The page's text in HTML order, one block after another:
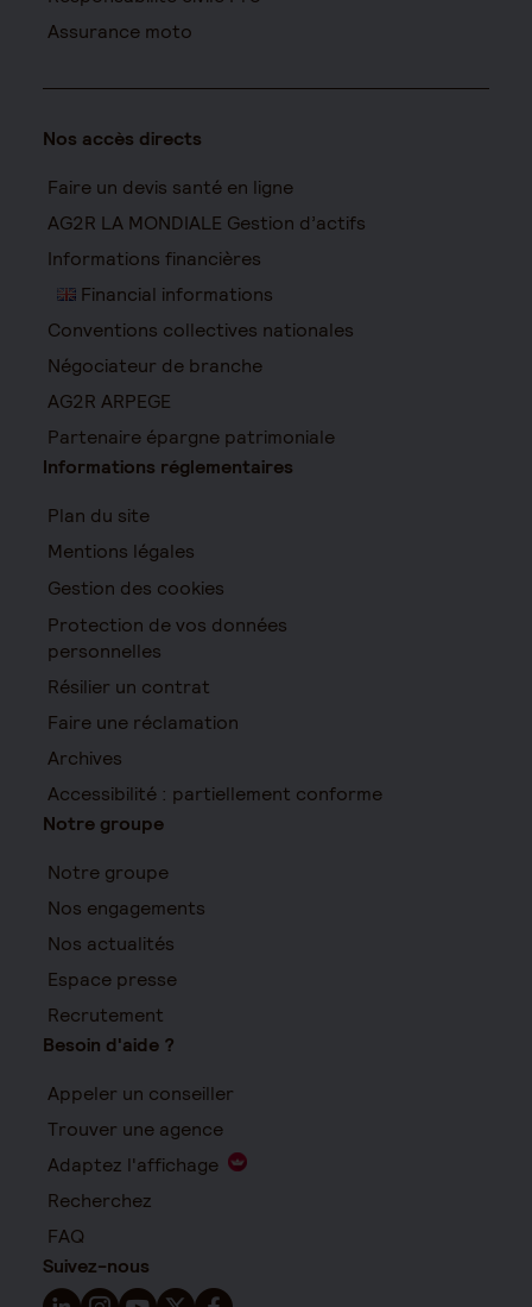
Assurance moto
Nos accès directs
Faire un devis santé en ligne
AG2R LA MONDIALE Gestion d’actifs
Informations financières
Financial informations
Conventions collectives nationales
Négociateur de branche
AG2R ARPEGE
Partenaire épargne patrimoniale
Informations réglementaires
Plan du site
Mentions légales
Gestion des cookies
Protection de vos données
personnelles
Résilier un contrat
Faire une réclamation
Archives
Accessibilité : partiellement conforme
Notre groupe
Notre groupe
Nos engagements
Nos actualités
Espace presse
Recrutement
Besoin d'aide ?
Appeler un conseiller
Trouver une agence
Adaptez l'affichage
Recherchez
FAQ
Suivez-nous
Suivez-nous sur LinkedIn - Nouvelle fenêtre
Suivez-nous sur Instagram - Nouvelle fenêtre
Suivez-nous sur YouTube - Nouvelle fenêtre
Suivez-nous sur X - Nouvelle fenêtre
Suivez-nous sur Facebook - Nouvelle